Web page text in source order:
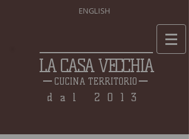
ENGLISH
LA CASA VECCHIA
CUCINA TERRITORIO
dal 2013